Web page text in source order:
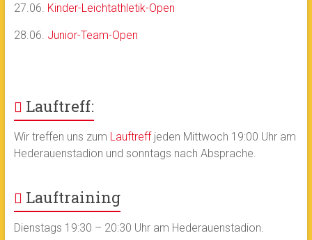
27.06. Kinder-Leichtathletik-Open
28.06. Junior-Team-Open
Lauftreff:
Wir treffen uns zum Lauftreffjeden Mittwoch 19:00 Uhr am
Hederauenstadion und sonntags nach Absprache.
Lauftraining
Dienstags 19:30 – 20:30 Uhr am Hederauenstadion.